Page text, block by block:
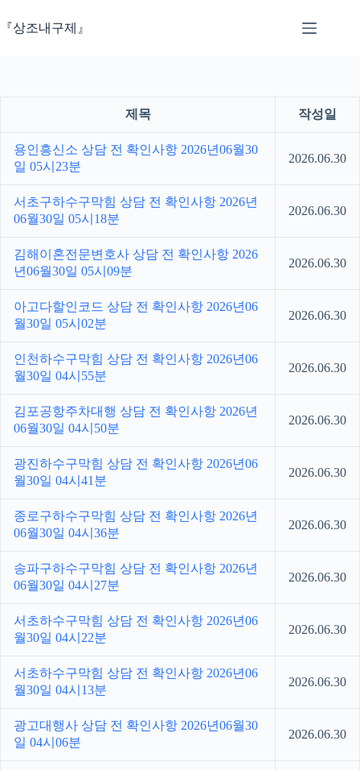
문『상조내구제』
제목 작성일
용인흥신소 상담 전 확인사항 2026년06월30
일 05시23분
2026.06.30
서초구하수구막힘 상담 전 확인사항 2026년
06월30일 05시18분
2026.06.30
김해이혼전문변호사 상담 전 확인사항 2026
년06월30일 05시09분
2026.06.30
아고다할인코드 상담 전 확인사항 2026년06
월30일 05시02분
2026.06.30
인천하수구막힘 상담 전 확인사항 2026년06
월30일 04시55분
2026.06.30
김포공항주차대행 상담 전 확인사항 2026년
06월30일 04시50분
2026.06.30
광진하수구막힘 상담 전 확인사항 2026년06
월30일 04시41분
2026.06.30
종로구하수구막힘 상담 전 확인사항 2026년
06월30일 04시36분
2026.06.30
송파구하수구막힘 상담 전 확인사항 2026년
06월30일 04시27분
2026.06.30
서초하수구막힘 상담 전 확인사항 2026년06
월30일 04시22분
2026.06.30
서초하수구막힘 상담 전 확인사항 2026년06
월30일 04시13분
2026.06.30
광고대행사 상담 전 확인사항 2026년06월30
일 04시06분
2026.06.30